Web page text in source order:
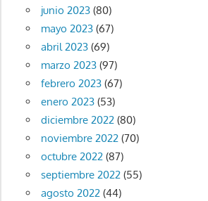
junio 2023(80)
mayo 2023(67)
abril 2023(69)
marzo 2023(97)
febrero 2023(67)
enero 2023(53)
diciembre 2022(80)
noviembre 2022(70)
octubre 2022(87)
septiembre 2022(55)
agosto 2022(44)